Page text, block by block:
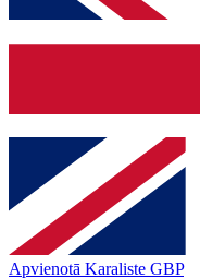
Apvienotā Karaliste GBP